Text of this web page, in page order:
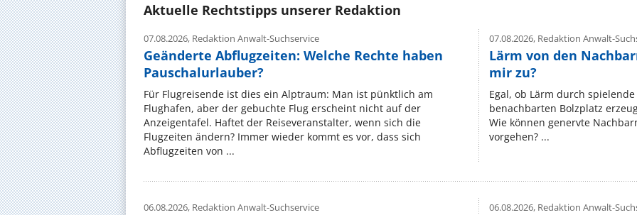
Aktuelle Rechtstipps unserer Redaktion
07.08.2026, Redaktion Anwalt-Suchservice
Geänderte Abflugzeiten: Welche Rechte haben
Pauschalurlauber?
Für Flugreisende ist dies ein Alptraum: Man ist pünktlich am
Flughafen, aber der gebuchte Flug erscheint nicht auf der
Anzeigentafel. Haftet der Reiseveranstalter, wenn sich die
Flugzeiten ändern? Immer wieder kommt es vor, dass sich
Abflugzeiten von ...
07.08.2026,Redaktion Anwalt-
Lärm von den
mir zu?
Egal, ob Lärm durch
benachbarten Bolzplatz
Wie können genervte
vorgehen? ...
06.08.2026, Redaktion Anwalt-Suchservice 06.08.2026,Redaktion Anwalt-